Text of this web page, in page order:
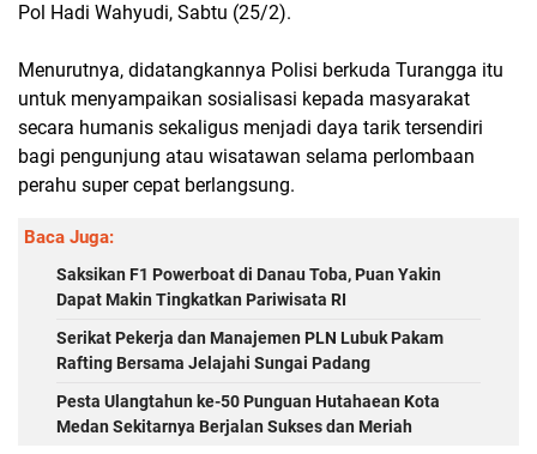
Pol Hadi Wahyudi, Sabtu (25/2).
Menurutnya, didatangkannya Polisi berkuda Turangga itu
untuk menyampaikan sosialisasi kepada masyarakat
secara humanis sekaligus menjadi daya tarik tersendiri
bagi pengunjung atau wisatawan selama perlombaan
perahu super cepat berlangsung.
Baca Juga:
Saksikan F1 Powerboat di Danau Toba, Puan Yakin
Dapat Makin Tingkatkan Pariwisata RI
Serikat Pekerja dan Manajemen PLN Lubuk Pakam
Rafting Bersama Jelajahi Sungai Padang
Pesta Ulangtahun ke-50 Punguan Hutahaean Kota
Medan Sekitarnya Berjalan Sukses dan Meriah